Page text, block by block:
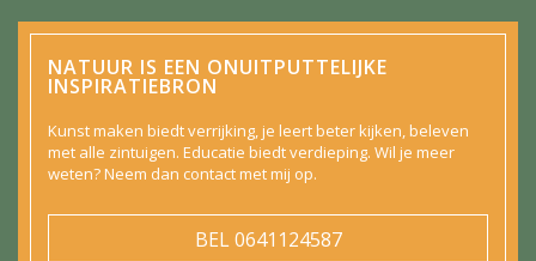
NATUUR IS EEN ONUITPUTTELIJKE
INSPIRATIEBRON
Kunst maken biedt verrijking, je leert beter kijken, beleven
met alle zintuigen. Educatie biedt verdieping. Wil je meer
weten? Neem dan contact met mij op.
BEL0641124587